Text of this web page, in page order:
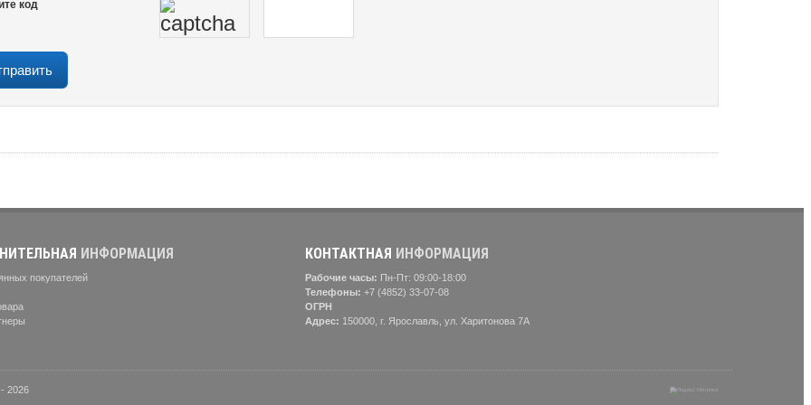
код
ИНФОРМАЦИЯ
покупателей
КОНТАКТНАЯ ИНФОРМАЦИЯ
Рабочие часы: Пн-Пт: 09:00-18:00
Телефоны: +7 (4852) 33-07-08
ОГРН
Адрес: 150000, г. Ярославль, ул. Харитонова 7А
2026